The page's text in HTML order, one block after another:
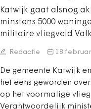
Katwijk gaat alsnog
minstens 5000
militaire vliegveld
Redactie 18
De gemeente Katwijk
het eens geworden
op het voormalige
Verantwoordelijk